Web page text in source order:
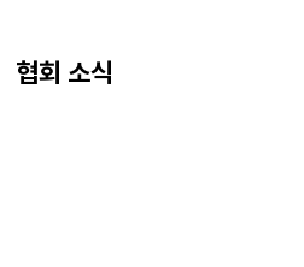
협회 소식